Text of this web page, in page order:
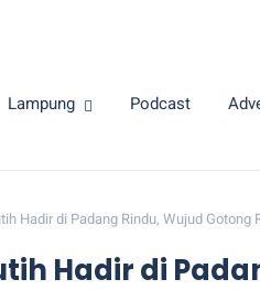
Lampung Podcast
Hadir di Padang Rindu, Wujud Gotong
Hadir di